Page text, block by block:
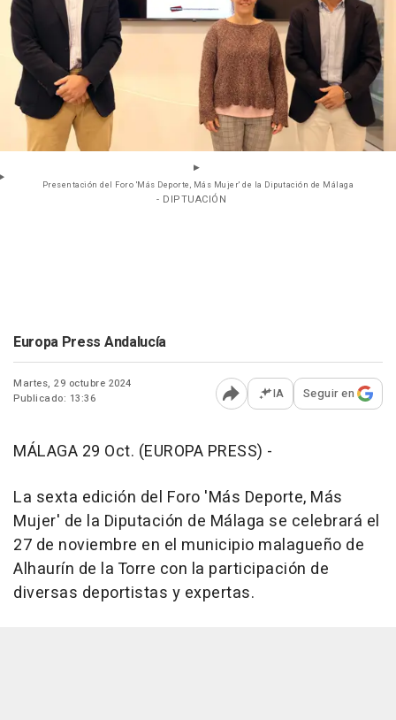
Presentación del Foro 'Más Deporte, Más Mujer' de la Diputación de Málaga
- DIPTUACIÓN
Europa Press Andalucía
Martes, 29 octubre 2024
Publicado: 13:36
Abrir opciones para
IA Seguir en
MÁLAGA 29 Oct. (EUROPA PRESS) -
La sexta edición del Foro 'Más Deporte, Más
Mujer' de la Diputación de Málaga se celebrará el
27 de noviembre en el municipio malagueño de
Alhaurín de la Torre con la participación de
diversas deportistas y expertas.